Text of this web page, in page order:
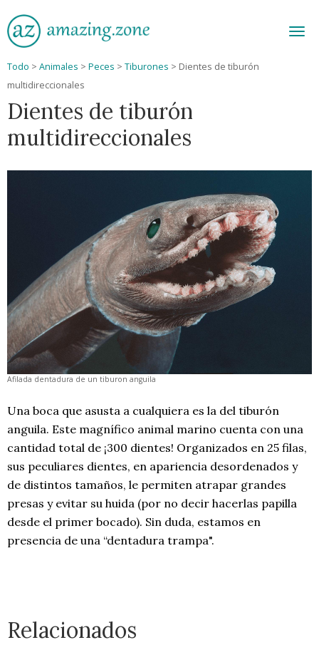
Todo > Animales > Peces > Tiburones > Dientes de tiburón
multidireccionales
Dientes de tiburón
multidireccionales
Afilada dentadura de un tiburon anguila
Una boca que asusta a cualquiera es la del tiburón
anguila. Este magnífico animal marino cuenta con una
cantidad total de ¡300 dientes! Organizados en 25 filas,
sus peculiares dientes, en apariencia desordenados y
de distintos tamaños, le permiten atrapar grandes
presas y evitar su huida (por no decir hacerlas papilla
desde el primer bocado). Sin duda, estamos en
presencia de una “dentadura trampa".
Relacionados